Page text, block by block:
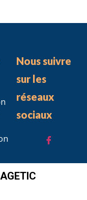
Nous suivre
sur les
réseaux
sociaux